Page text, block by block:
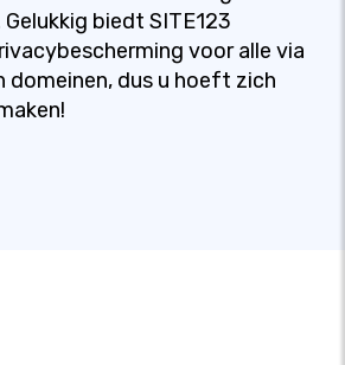
biedt SITE123
voor alle via
domeinen, dus u hoeft zich